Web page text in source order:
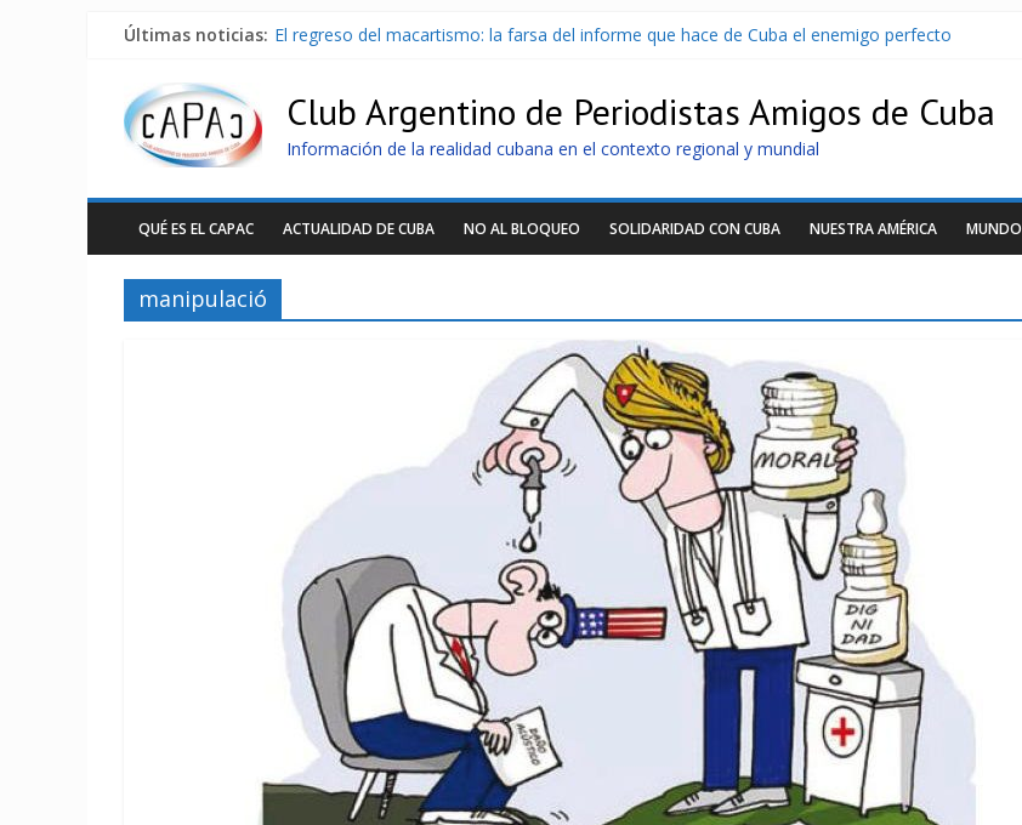
Últimas noticias: El regreso del macartismo: la farsa del informe que hace de Cuba el enemigo perfecto
La Habana avanza en reconexión tras nuevo apagón
Más de 7 000 contenedores impedidos de llegar a Cuba
Club Argentino de Periodistas Amigos de Cuba
Información de la realidad cubana en el contexto regional y mundial
QUÉ ES EL CAPAC ACTUALIDAD DE CUBA NO AL BLOQUEO SOLIDARIDAD CON CUBA NUESTRA AMÉRICA MUNDO
manipulació